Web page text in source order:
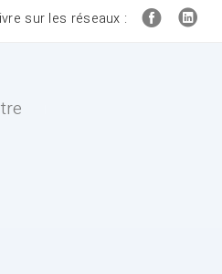
sur les réseaux :